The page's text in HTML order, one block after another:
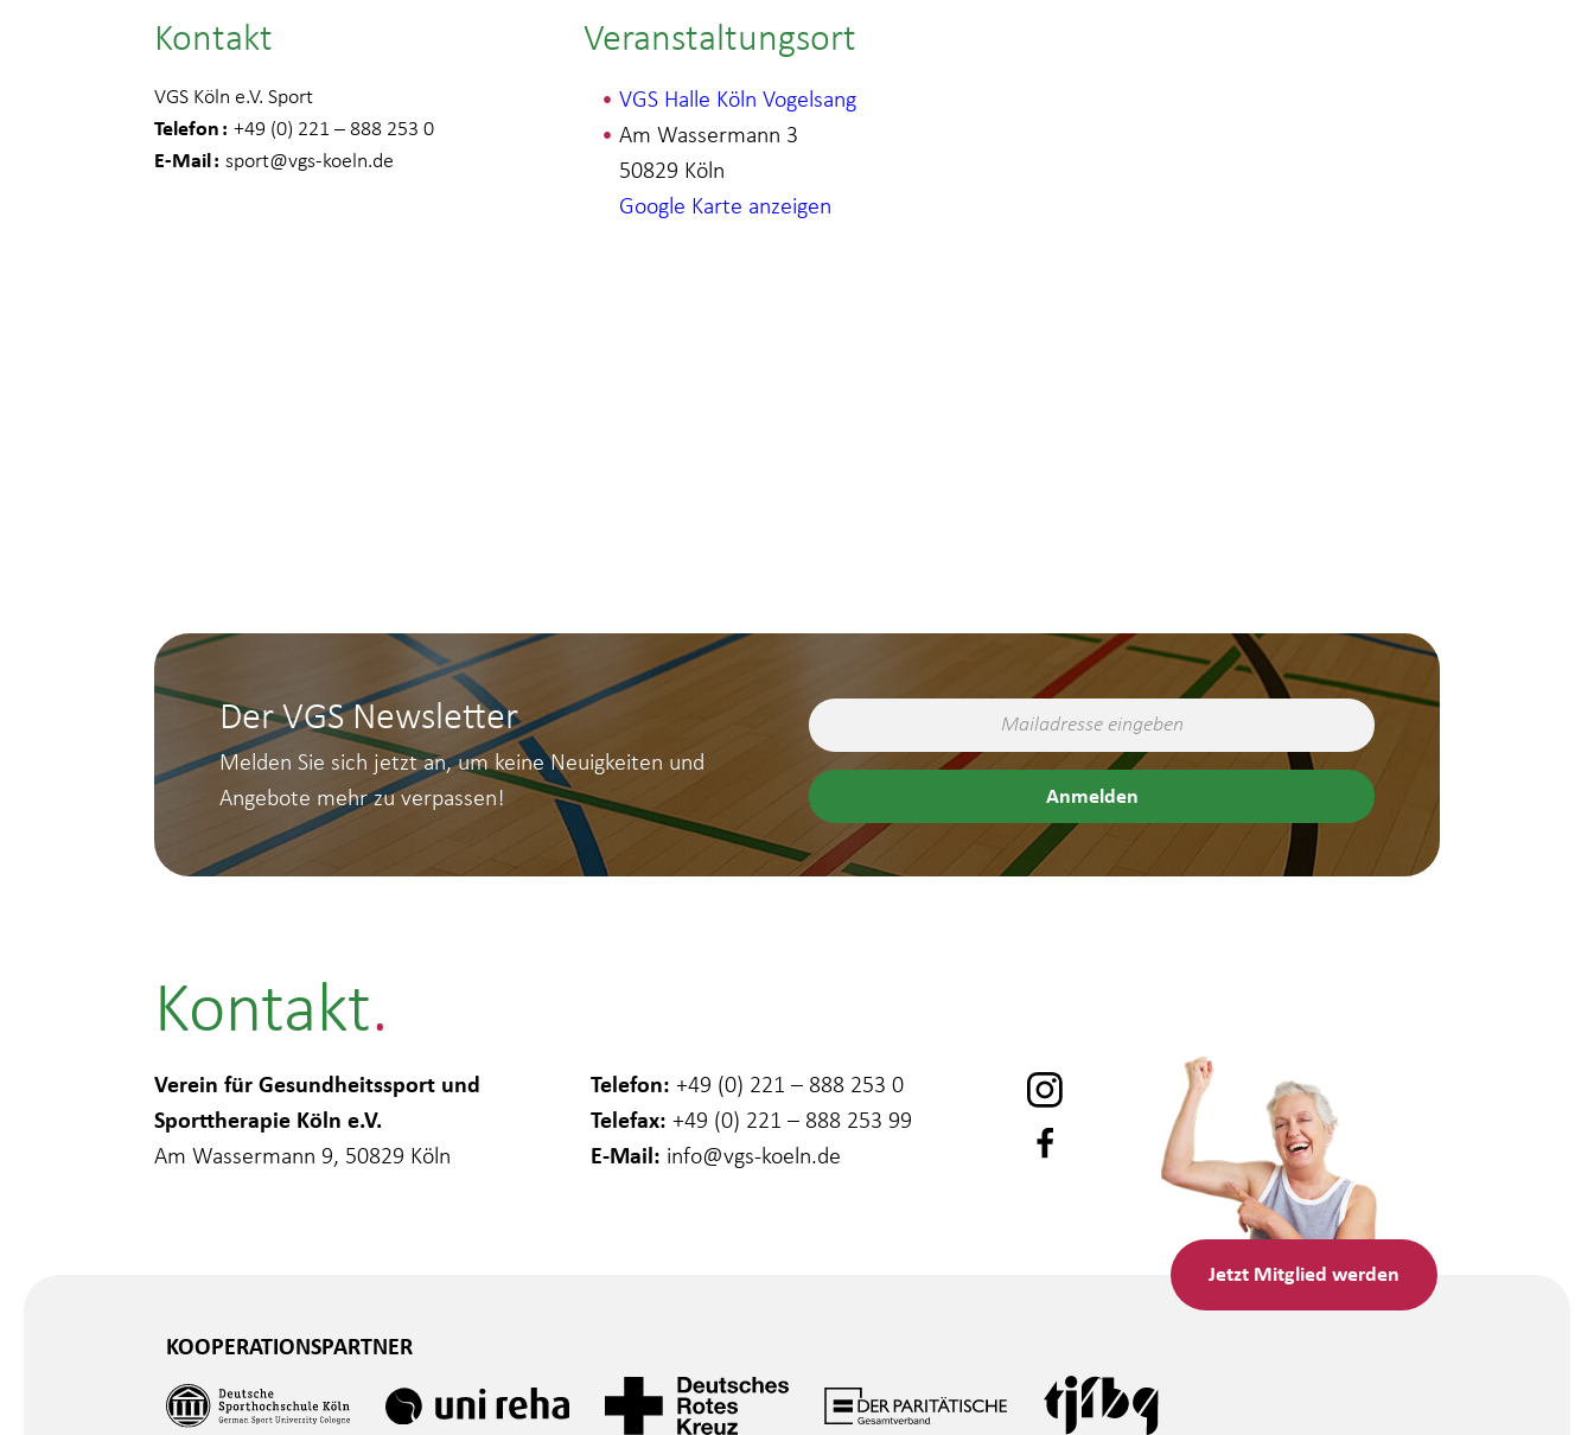
Kontakt
VGS Köln e.V. Sport
Telefon +49 (0) 221 – 888 253 0
E-Mail sport@vgs-koeln.de
Veranstaltungsort
VGS Halle Köln Vogelsang
Am Wassermann 3
Köln
50829
Google Karte anzeigen
Der VGS Newsletter
Melden Sie sich jetzt an, um keine Neuigkeiten und
Angebote mehr zu verpassen!
Kontakt
Verein für Gesundheitssport und
Sporttherapie Köln e.V.
Am Wassermann 9, 50829 Köln
Telefon: +49 (0) 221 – 888 253 0
Telefax: +49 (0) 221 – 888 253 99
E-Mail: info@vgs-koeln.de
Jetzt Mitglied werden
KOOPERATIONSPARTNER